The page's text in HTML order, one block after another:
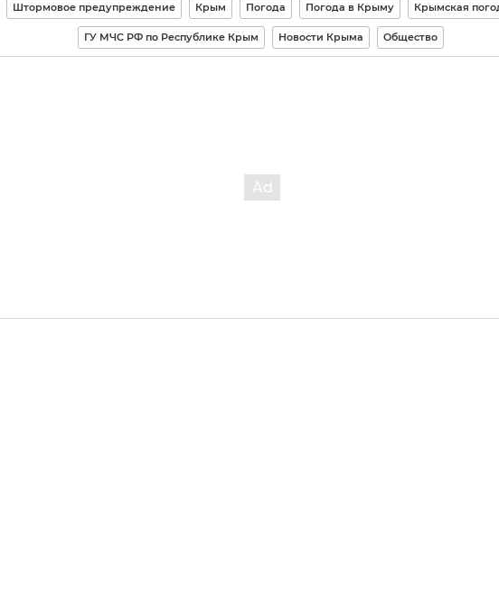
Штормовое предупреждение Крым Погода Погода в Крыму Крымская
ГУ МЧС РФ по Республике Крым Новости Крыма Общество